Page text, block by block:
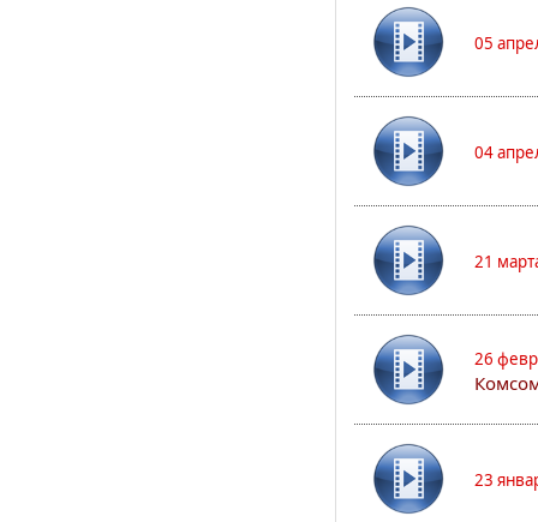
05
04
21
26
23